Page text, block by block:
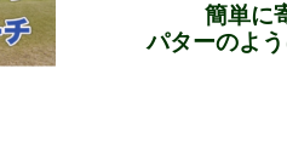
簡単に
パターのよ